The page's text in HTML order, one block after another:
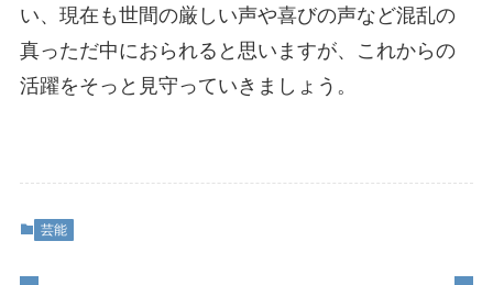
い、現在も世間の厳しい声や喜びの声など混乱の
真っただ中におられると思いますが、これからの
活躍をそっと見守っていきましょう。
芸能